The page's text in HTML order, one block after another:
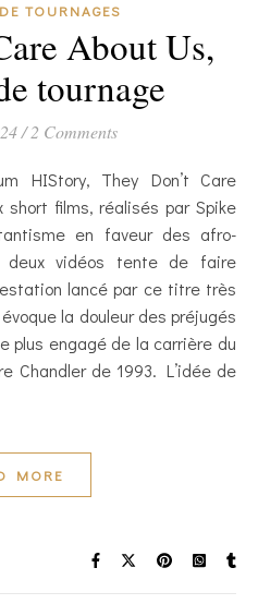
TOURNAGES
About Us,
tournage
/ 2 Comments
short films, réalisés par Spike
en faveur des afro-
deux vidéos tente de faire
lancé par ce titre très
la douleur des préjugés
plus engagé de la carrière du
Chandler de 1993. L’idée de
MORE